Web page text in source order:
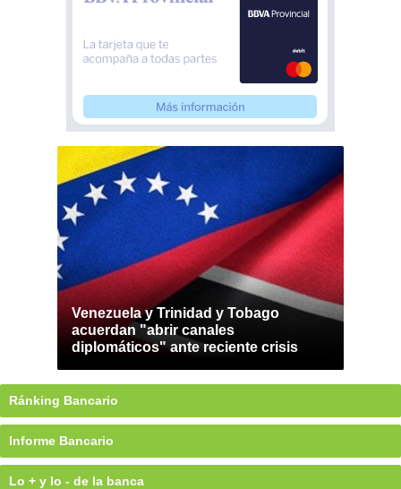
Venezuela y Trinidad y Tobago
acuerdan "abrir canales
diplomáticos" ante reciente crisis
Ránking Bancario
Informe Bancario
Lo + y lo - de la banca